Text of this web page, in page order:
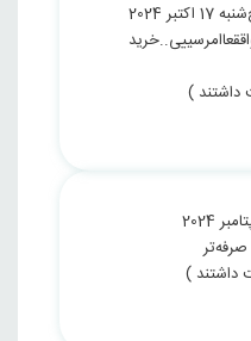
اکتبر 2024
داشتند )
داشتند )